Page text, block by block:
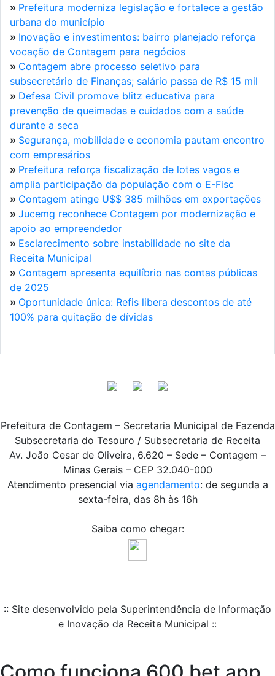
» Prefeitura moderniza legislação e fortalece a gestão
urbana do município
» Inovação e investimentos: bairro planejado reforça
vocação de Contagem para negócios
» Contagem abre processo seletivo para
subsecretário de Finanças; salário passa de R$ 15 mil
» Defesa Civil promove blitz educativa para
prevenção de queimadas e cuidados com a saúde
durante a seca
» Segurança, mobilidade e economia pautam encontro
com empresários
» Prefeitura reforça fiscalização de lotes vagos e
amplia participação da população com o E-Fisc
» Contagem atinge U$$ 385 milhões em exportações
» Jucemg reconhece Contagem por modernização e
apoio ao empreendedor
» Esclarecimento sobre instabilidade no site da
Receita Municipal
» Contagem apresenta equilíbrio nas contas públicas
de 2025
» Oportunidade única: Refis libera descontos de até
100% para quitação de dívidas
Prefeitura de Contagem – Secretaria Municipal de Fazenda
Subsecretaria do Tesouro / Subsecretaria de Receita
Av. João Cesar de Oliveira, 6.620 – Sede – Contagem –
Minas Gerais – CEP 32.040-000
Atendimento presencial via agendamento: de segunda a
sexta-feira, das 8h às 16h
Saiba como chegar:
:: Site desenvolvido pela Superintendência de Informação
e Inovação da Receita Municipal ::